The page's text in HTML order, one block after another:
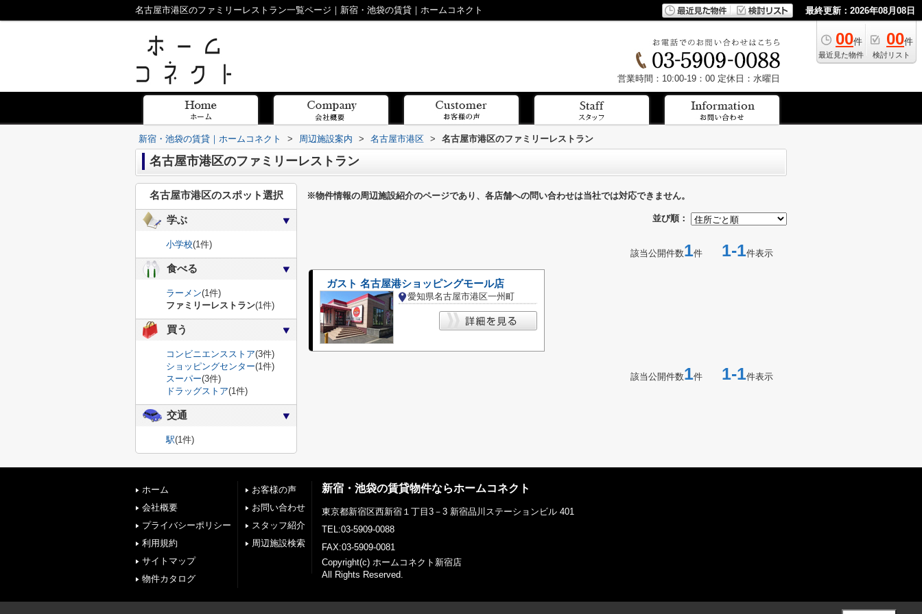
名古屋市港区のファミリーレストラン一覧ページ｜新宿・池袋の賃貸｜ホームコネクト 最終更新：2026年08月08日
00件
最近見た物件
00件
検討リスト
営業時間：10:00-19：00 定休日：水曜日
新宿・池袋の賃貸｜ホームコネクト > 周辺施設案内 > 名古屋市港区 > 名古屋市港区のファミリーレストラン
名古屋市港区のファミリーレストラン
※物件情報の周辺施設紹介のページであり、各店舗への問い合わせは当社では対応できません。
並び順：
該当公開件数1件 1-1件表示
ガスト 名古屋港ショッピングモール店
愛知県名古屋市港区一州町
該当公開件数1件 1-1件表示
名古屋市港区のスポット選択
学ぶ
小学校(1件)
食べる
ラーメン(1件)
ファミリーレストラン(1件)
買う
コンビニエンスストア(3件)
ショッピングセンター(1件)
スーパー(3件)
ドラッグストア(1件)
交通
駅(1件)
ホーム
会社概要
プライバシーポリシー
利用規約
サイトマップ
物件カタログ
お客様の声
お問い合わせ
スタッフ紹介
周辺施設検索
新宿・池袋の賃貸物件ならホームコネクト
東京都新宿区西新宿１丁目3－3 新宿品川ステーションビル 401
TEL:03-5909-0088
FAX:03-5909-0081
Copyright(c) ホームコネクト新宿店
All Rights Reserved.